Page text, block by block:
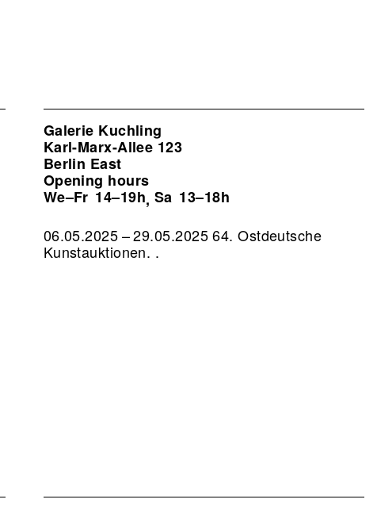
Galerie Kuchling
Karl-Marx-Allee 123
Berlin East
Opening hours
We–Fr 14–19h, Sa 13–18h
06.05.2025 – 29.05.2025 64. Ostdeutsche
Kunstauktionen. .